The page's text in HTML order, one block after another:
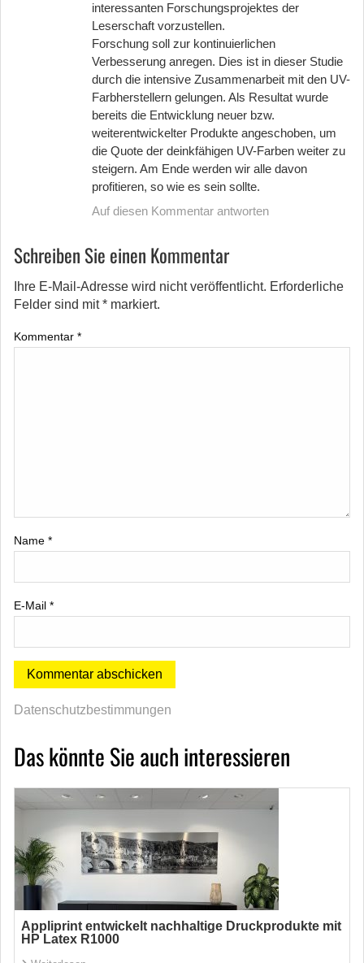
interessanten Forschungsprojektes der
Leserschaft vorzustellen.
Forschung soll zur kontinuierlichen
Verbesserung anregen. Dies ist in dieser Studie
durch die intensive Zusammenarbeit mit den UV-
Farbherstellern gelungen. Als Resultat wurde
bereits die Entwicklung neuer bzw.
weiterentwickelter Produkte angeschoben, um
die Quote der deinkfähigen UV-Farben weiter zu
steigern. Am Ende werden wir alle davon
profitieren, so wie es sein sollte.
Auf diesen Kommentar antworten
Schreiben Sie einen Kommentar
Ihre E-Mail-Adresse wird nicht veröffentlicht. Erforderliche
Felder sind mit* markiert.
Kommentar *
Name *
E-Mail *
Datenschutzbestimmungen
Das könnte Sie auch interessieren
Appliprint entwickelt nachhaltige Druckprodukte mit
HP Latex R1000